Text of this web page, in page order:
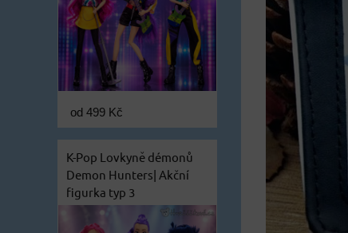
od 499 Kč
K-Pop Lovkyně démonů
Demon Hunters| Akční
figurka typ 3